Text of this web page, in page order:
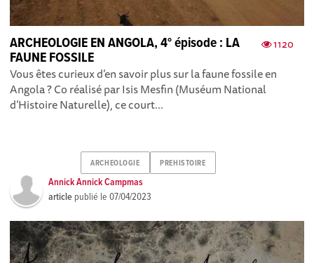
1120
ARCHEOLOGIE EN ANGOLA, 4° épisode : LA
FAUNE FOSSILE
Vous êtes curieux d’en savoir plus sur la faune fossile en
Angola ? Co réalisé par Isis Mesfin (Muséum National
d’Histoire Naturelle), ce court...
ARCHEOLOGIE PREHISTOIRE
Annick Annick Campmas
article publié le07/04/2023